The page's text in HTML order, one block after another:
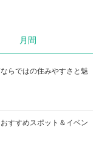
月間
らではの住みやすさと魅
すすめスポット＆イベン